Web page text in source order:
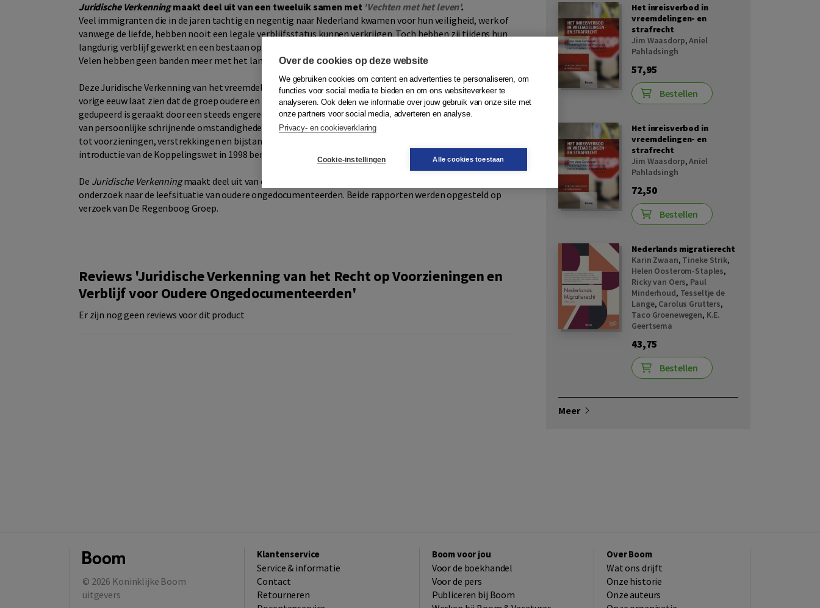
Juridische Verkenningmaakt deel uit van een tweeluik samen met 'Vechten met het leven'.
Veel immigranten die in de jaren tachtig en negentig naar Nederland kwamen voor hun veiligheid, werk of
vanwege de liefde, hebben nooit een legale verblijfsstatus kunnen verkrijgen. Toch hebben zij tijdens hun
langdurig verblijf gewerkt en een bestaan opgebouwd. Hun familie en sociale netwerk zijn in Nederland.
Velen hebben geen banden meer met het land van herkomst.
Deze Juridische Verkenning van het vreemdelingenbeleid en wetgeving sinds de jaren negentig van de
vorige eeuw laat zien dat de groep oudere en langdurig verblijvende ongedocumenteerden ernstig
gedupeerd is geraakt door een steeds engere interpretatie van onder meer het recht op verblijf op basis
van persoonlijke schrijnende omstandigheden en op grond van gezinshereniging. Daarnaast is toegang
tot voorzieningen, verstrekkingen en bijstand voor oudere ongedocumenteerden in Nederland sinds de
introductie van de Koppelingswet in 1998 bemoeilijkt.
De Juridische Verkenningmaakt deel uit van een tweeluik samen met het sociaalwetenschappelijke
onderzoek naar de leefsituatie van oudere ongedocumenteerden. Beide rapporten werden opgesteld op
verzoek van De Regenboog Groep.
Reviews 'Juridische Verkenning van het Recht op Voorzieningen en
Verblijf voor Oudere Ongedocumenteerden'
Er zijn nog geen reviews voor dit product
Het inreisverbod in
vreemdelingen- en
strafrecht
Jim Waasdorp,Aniel
Pahladsingh
57,95
Bestellen
Het inreisverbod in
vreemdelingen- en
strafrecht
Jim Waasdorp,Aniel
Pahladsingh
72,50
Bestellen
Nederlands migratierecht
Karin Zwaan, Tineke Strik,
Helen Oosterom-Staples,
Ricky van Oers, Paul
Minderhoud, Tesseltje de
Lange, Carolus Grutters,
Taco Groenewegen, K.E.
Geertsema
43,75
Bestellen
Meer
© 2026 Koninklijke Boom
uitgevers
Klantenservice
Service & informatie
Contact
Retourneren
Boom voor jou
Voor de boekhandel
Voor de pers
Publiceren bij Boom
Over Boom
Wat ons drijft
Onze historie
Onze auteurs
Over de cookies op deze website
We gebruiken cookies om content en advertenties te personaliseren, om
functies voor social media te bieden en om ons websiteverkeer te
analyseren. Ook delen we informatie over jouw gebruik van onze site met
onze partners voor social media, adverteren en analyse.
Privacy- en cookieverklaring
Cookie-instellingen Alle cookies toestaan